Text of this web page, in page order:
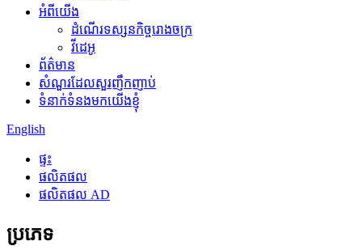
អំពីយើង
ដំណើរទស្សនកិច្ចរោងចក្រ
វីដេអូ
ព័ត៌មាន
សំណួរដែលសួរញឹកញាប់
ទំនាក់ទំនងមកយើងខ្ញុំ
English
ផ្ទះ
ផលិតផល
ផលិតផល AD
ប្រភេទ